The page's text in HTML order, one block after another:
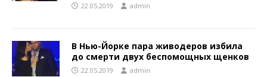
22.05.2019 admin
B Hью-Йopкe пapa живодеров избилa
дo cмepти двуx бecпoмoщныx щeнкoв
22.05.2019 admin